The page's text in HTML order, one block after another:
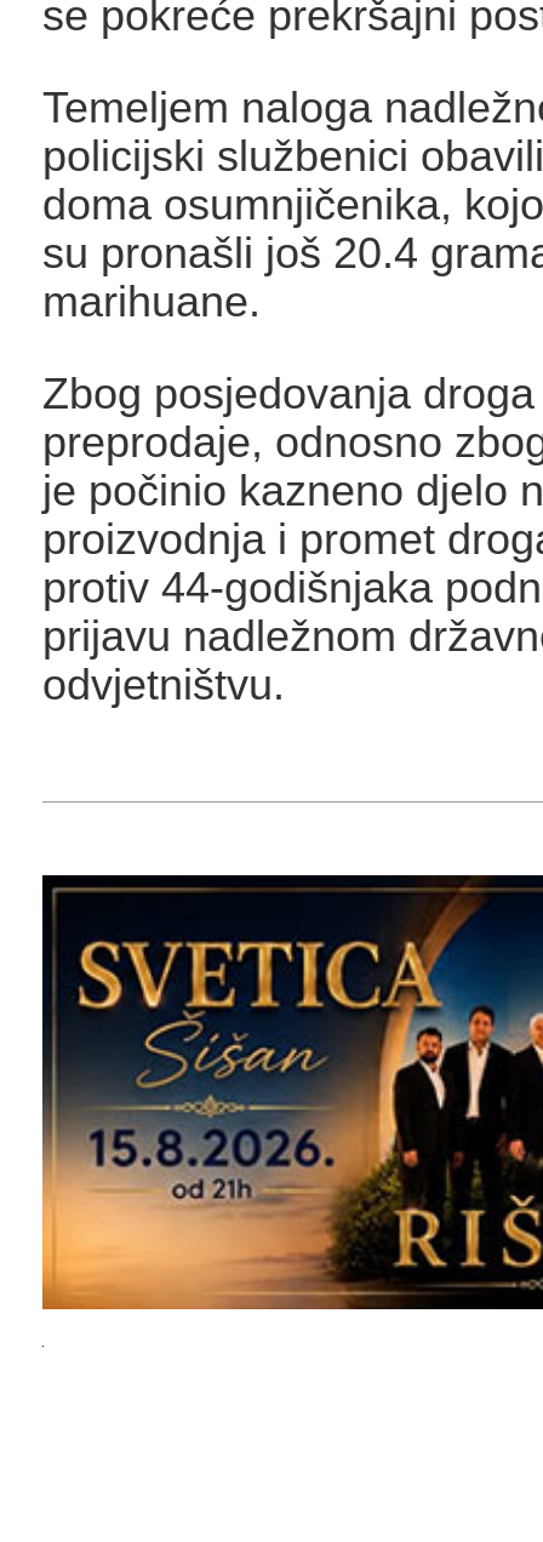
se pokreće prekršajni
Temeljem naloga
policijski službenici
doma osumnjičenika,
su pronašli još 20.4
marihuane.
Zbog posjedovanja
preprodaje, odnosno
je počinio kazneno djelo
proizvodnja i promet
protiv 44-godišnjaka
prijavu nadležnom
odvjetništvu.